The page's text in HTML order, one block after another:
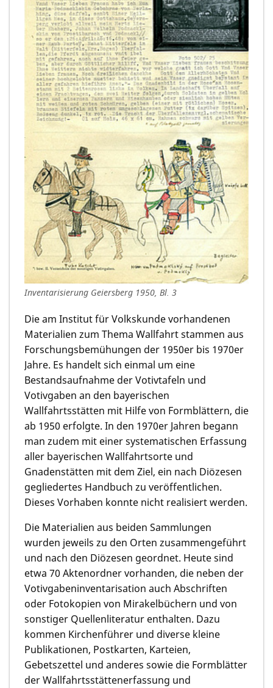
Inventarisierung Geiersberg 1950, Bl. 3
Die am Institut für Volkskunde vorhandenen
Materialien zum Thema Wallfahrt stammen aus
Forschungsbemühungen der 1950er bis 1970er
Jahre. Es handelt sich einmal um eine
Bestandsaufnahme der Votivtafeln und
Votivgaben an den bayerischen
Wallfahrtsstätten mit Hilfe von Formblättern, die
ab 1950 erfolgte. In den 1970er Jahren begann
man zudem mit einer systematischen Erfassung
aller bayerischen Wallfahrtsorte und
Gnadenstätten mit dem Ziel, ein nach Diözesen
gegliedertes Handbuch zu veröffentlichen.
Dieses Vorhaben konnte nicht realisiert werden.
Die Materialien aus beiden Sammlungen
wurden jeweils zu den Orten zusammengeführt
und nach den Diözesen geordnet. Heute sind
etwa 70 Aktenordner vorhanden, die neben der
Votivgabeninventarisation auch Abschriften
oder Fotokopien von Mirakelbüchern und von
sonstiger Quellenliteratur enthalten. Dazu
kommen Kirchenführer und diverse kleine
Publikationen, Postkarten, Karteien,
Gebetszettel und anderes sowie die Formblätter
der Wallfahrtsstättenerfassung und